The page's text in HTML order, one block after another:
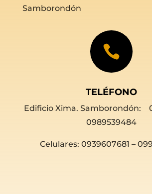
Samborondón

TELÉFONO
Edificio Xima. Samborondón:
0989539484
Celulares: 0939607681 –